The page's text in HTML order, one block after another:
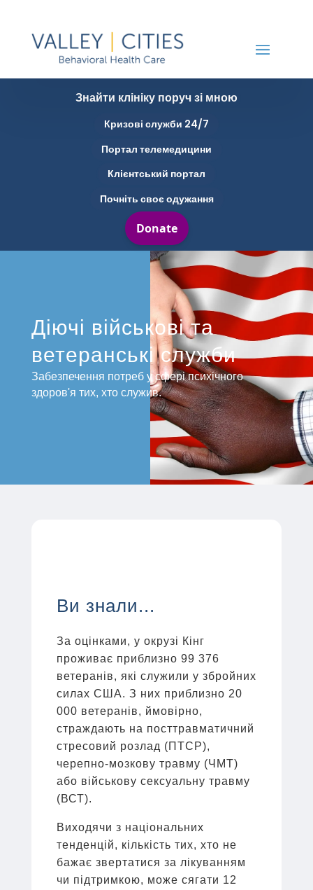
Знайти клініку поруч зі мною
Кризові служби 24/7
Портал телемедицини
Клієнтський портал
Почніть своє одужання
Діючі військові та
ветеранські служби
Забезпечення потреб у сфері психічного
здоров'я тих, хто служив.
Ви знали...
За оцінками, у окрузі Кінг
проживає приблизно 99 376
ветеранів, які служили у збройних
силах США. З них приблизно 20
000 ветеранів, ймовірно,
страждають на посттравматичний
стресовий розлад (ПТСР),
черепно-мозкову травму (ЧМТ)
або військову сексуальну травму
(ВСТ).
Виходячи з національних
тенденцій, кількість тих, хто не
бажає звертатися за лікуванням
чи підтримкою, може сягати 12